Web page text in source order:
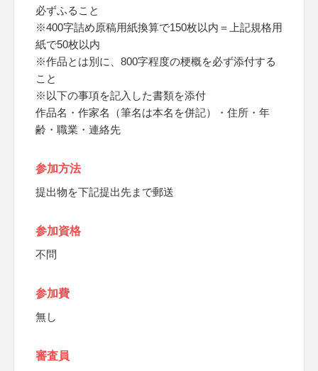
必ずふること
※400字詰め原稿用紙換算で150枚以内＝上記規格用
紙で50枚以内
※作品とは別に、800字程度の梗概を必ず添付する
こと
※以下の事項を記入した書類を添付
作品名・作家名（筆名は本名を併記）・住所・年
齢・職業・連絡先
参加方法
提出物を下記提出先まで郵送
参加資格
不問
参加費
無し
審査員